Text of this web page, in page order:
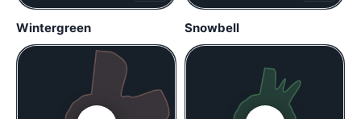
Wintergreen Snowbell